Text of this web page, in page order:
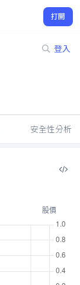
打開
登入
安全性分析